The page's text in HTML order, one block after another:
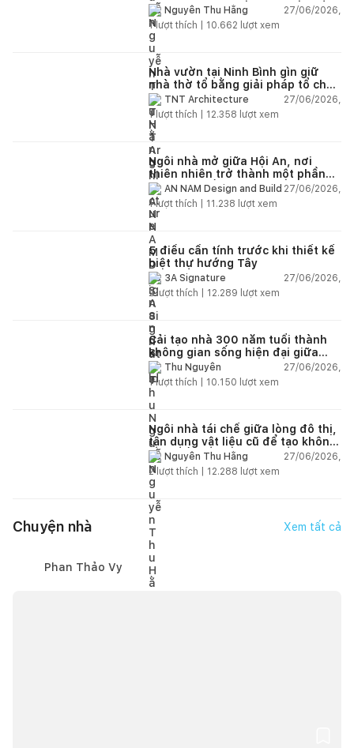
Nguyễn Thu Hằng
27/06/2026,
1lượt thích | 10.662 lượt xem
Nhà vườn tại Ninh Bình gìn giữ
nhà thờ tổ bằng giải pháp tổ chức
lại không gian
TNT Architecture
27/06/2026,
1lượt thích | 12.358 lượt xem
Ngôi nhà mở giữa Hội An, nơi
thiên nhiên trở thành một phần
của cuộc sống
AN NAM Design and Build 27/06/2026,
1lượt thích | 11.238 lượt xem
5 điều cần tính trước khi thiết kế
biệt thự hướng Tây
3A Signature
27/06/2026,
2lượt thích | 12.289 lượt xem
Cải tạo nhà 300 năm tuổi thành
không gian sống hiện đại giữa
thiên nhiên
Thu Nguyễn
27/06/2026,
1lượt thích | 10.150 lượt xem
Ngôi nhà tái chế giữa lòng đô thị,
tận dụng vật liệu cũ để tạo không
gian sống linh hoạt
Nguyễn Thu Hằng
27/06/2026,
2lượt thích | 12.288 lượt xem
Chuyện nhà Xem tất cả
Phan Thảo Vy